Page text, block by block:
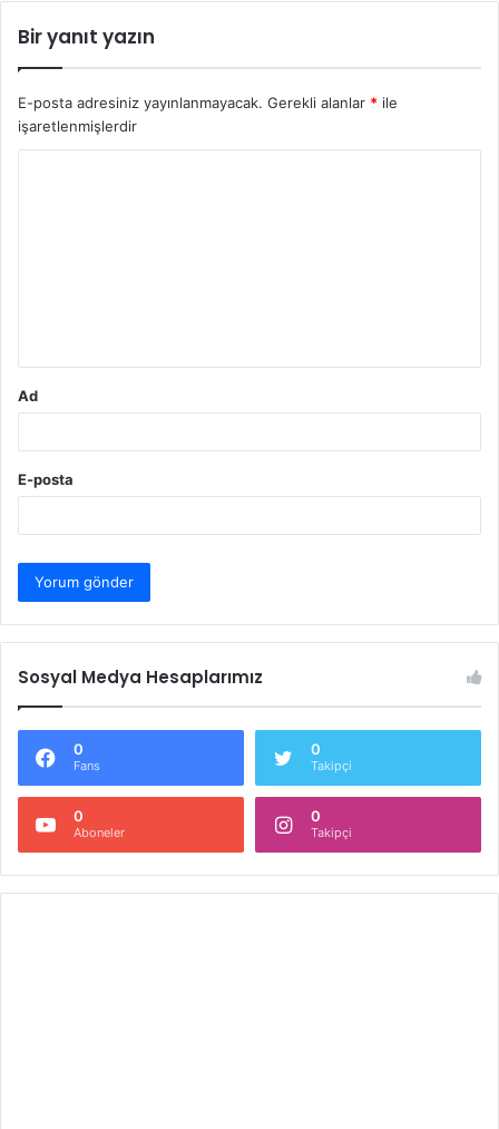
Bir yanıt yazın
E-posta adresiniz yayınlanmayacak. Gerekli alanlar * ile
işaretlenmişlerdir
Ad
E-posta
Sosyal Medya Hesaplarımız
0
Fans
0
Takipçi
0
Aboneler
0
Takipçi